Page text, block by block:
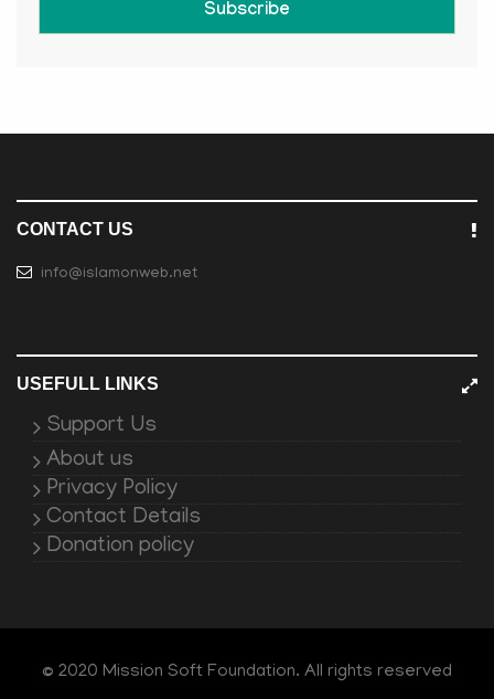
Subscribe
CONTACT US
info@islamonweb.net
USEFULL LINKS
Support Us
About us
Privacy Policy
Contact Details
Donation policy
© 2020 Mission Soft Foundation. All rights reserved